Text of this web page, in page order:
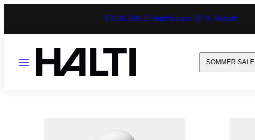
FINAL SALE! Jetzt bis zu -50 % Rabatt!
SOMMER SALE